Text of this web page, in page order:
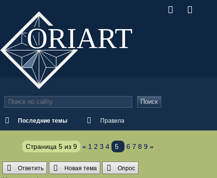
ORIART
Последние темы Правила
Поиск
Страница 5из 9 « 1 2 3 4 5 6 7 8 9 »
Ответить Новая тема
Опрос